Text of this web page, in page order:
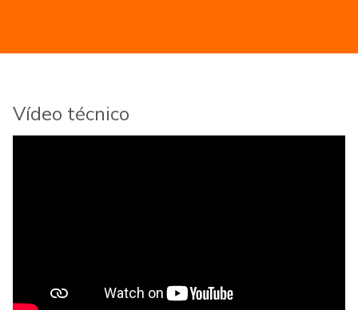
Vídeo técnico